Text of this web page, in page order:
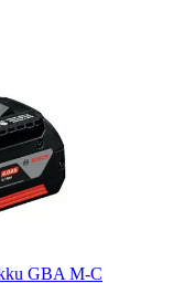
GBA M-C